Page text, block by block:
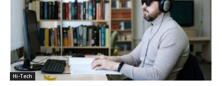
Hi-Tech